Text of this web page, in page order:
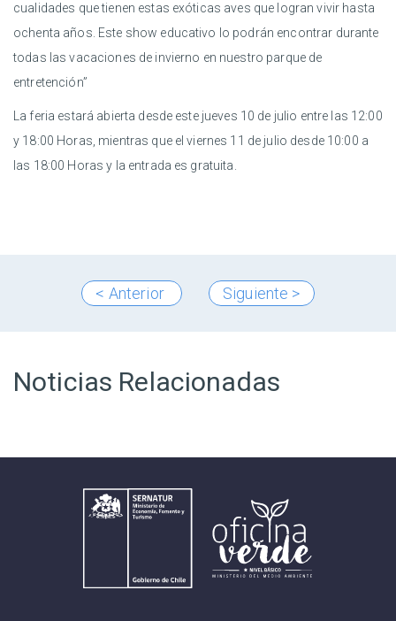
cualidades que tienen estas exóticas aves que logran vivir hasta
ochenta años. Este show educativo lo podrán encontrar durante
todas las vacaciones de invierno en nuestro parque de
entretención”
La feria estará abierta desde este jueves 10 de julio entre las 12:00
y 18:00 Horas, mientras que el viernes 11 de julio desde 10:00 a
las 18:00 Horas y la entrada es gratuita.
< Anterior Siguiente >
Noticias Relacionadas